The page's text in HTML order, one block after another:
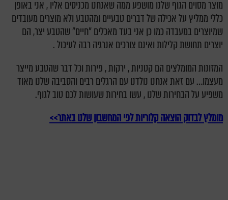
מוצר מסוים הגוף שלנו מושפע ממה שאנחנו מכניסים אליו , אני באופן
כללי ממליץ על אכילה של דברים טבעיים ומהטבע ולא מוצרים מעובדים
שמיוצרים במעבדה כמו כן אני בעד מאכלים "חיים" שהטבע יצר, הם
יוצרים תחושת קלילות ואינם צורכים אנרגיה רבה לעיכול .
המזונות המומלצים הם קטניות , ירקות , פירות וכל דבר שהטבע מייצר
מעצמו… עם זאת אנחנו נולדנו עם הרגלים רבים והסביבה שלנו מאוד
משפיע על הבחירות שלנו , עשו בחירות שעושות לכם טוב לגוף.
מומלץ לבדוק הוצאה קלוריות לפי המחשבון שלנו באתר>>